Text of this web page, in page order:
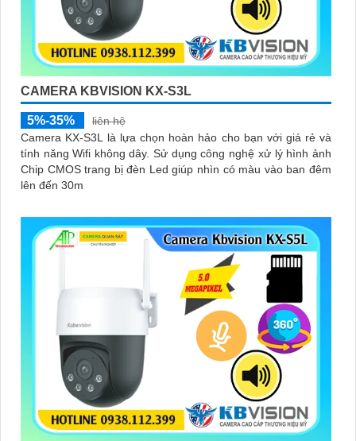
CAMERA KBVISION KX-S3L
5%-35%
liên hệ
Camera KX-S3L là lựa chọn hoàn hảo cho bạn với giá rẻ và
tính năng Wifi không dây. Sử dụng công nghệ xử lý hình ảnh
Chip CMOS trang bị đèn Led giúp nhìn có màu vào ban đêm
lên đến 30m